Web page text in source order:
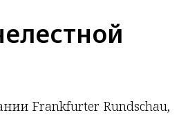
Frankfurter Rundschau,